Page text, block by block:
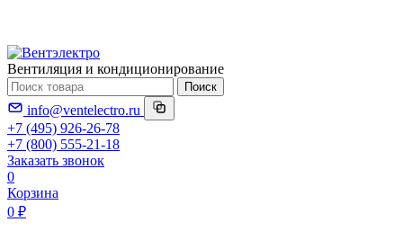
Вентиляция и кондиционирование
Поиск
info@ventelectro.ru
+7 (495) 926-26-78
+7 (800) 555-21-18
Заказать звонок
0
Корзина
0 ₽